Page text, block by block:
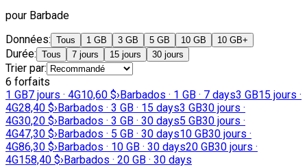
pour Barbade
Données: Tous 1 GB 3 GB 5 GB 10 GB 10 GB+
Durée: Tous 7 jours 15 jours 30 jours
Trier par:
6 forfaits
1 GB7 jours · 4G10,60 $›Barbados · 1 GB · 7 days3 GB15 jours ·
4G28,40 $›Barbados · 3 GB · 15 days3 GB30 jours ·
4G30,20 $›Barbados · 3 GB · 30 days5 GB30 jours ·
4G47,30 $›Barbados · 5 GB · 30 days10 GB30 jours ·
4G86,30 $›Barbados · 10 GB · 30 days20 GB30 jours ·
4G158,40 $›Barbados · 20 GB · 30 days